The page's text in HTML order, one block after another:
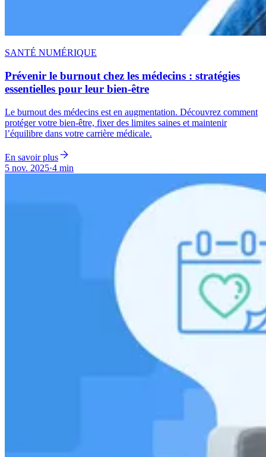
SANTÉ NUMÉRIQUE
Prévenir le burnout chez les médecins : stratégies
essentielles pour leur bien-être
Le burnout des médecins est en augmentation. Découvrez comment
protéger votre bien-être, fixer des limites saines et maintenir
l’équilibre dans votre carrière médicale.
En savoir plus
5 nov. 2025·4 min